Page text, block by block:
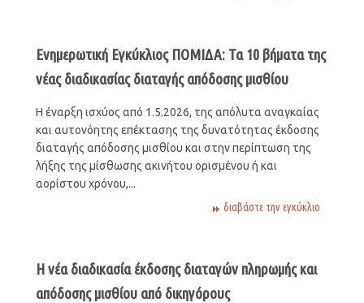
Ενημερωτική Εγκύκλιος ΠΟΜΙΔΑ: Τα 10 βήματα της
νέας διαδικασίας διαταγής απόδοσης μισθίου
Η έναρξη ισχύος από 1.5.2026, της απόλυτα αναγκαίας
και αυτονόητης επέκτασης της δυνατότητας έκδοσης
διαταγής απόδοσης μισθίου και στην περίπτωση της
λήξης της μίσθωσης ακινήτου ορισμένου ή και
αορίστου χρόνου,...
διαβάστε την εγκύκλιο
Η νέα διαδικασία έκδοσης διαταγών πληρωμής και
απόδοσης μισθίου από δικηγόρους